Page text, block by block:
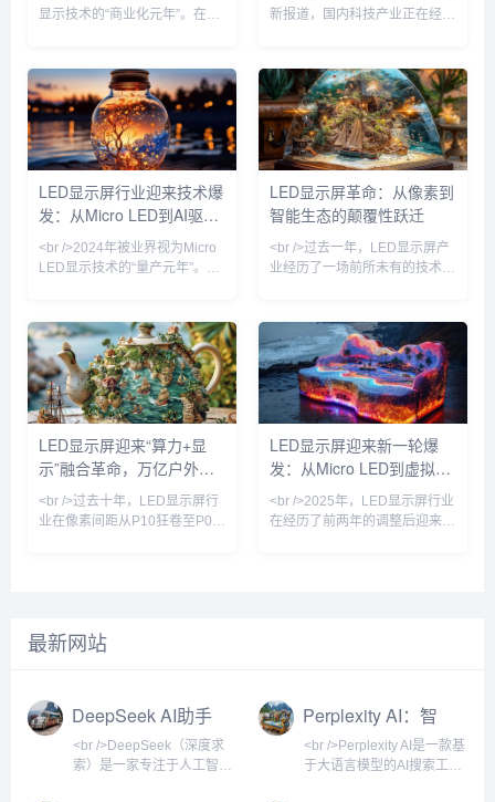
显示技术的“商业化元年”。在过
示屏，像素间距突破至P0.3以
下，亮度峰值达到10,000尼
特，而能耗较传统LED直显降低
约40%。更令人关注的是，巨量
转移良率首次突破99.9%，这意
味着长期阻碍Micro LED普及的
成本瓶颈正在瓦解。行业分析师
预测，到2026年，Micro LED在
新报道，国内科技产业正在经历
集发布新一代基座模型，参数规
模与推理能力双双跃升。然而，
与上一轮单纯比拼参数不同，当
前竞争的焦点已从模型层延伸至
应用生态与商业闭环。头部厂商
不再满足于展示技术参数，而是
将模型嵌入办公、编程、金融、
医疗等具体场景，试图以真实业
意味着，大模型竞赛正
LED显示屏行业迎来技术爆
发：从Micro LED到AI驱
动，产业格局正在重塑
<br />2024年被业界视为Micro
LED显示技术的“量产元年”。根
量转移与修复工艺的瓶颈，将
Micro LED芯片的良率提升至
99.9%以上。与传统的LCD和
OLED相比，Micro LED在亮
度、响应速度和功耗方面展现出
碾压性优势，尤其在户外大屏和
高端商用显示领域，其亮度可达
20000尼特以上，即使正午阳光
LED显示屏革命：从像素到
智能生态的颠覆性跃迁
<br />过去一年，LED显示屏产
业经历了一场前所未有的技术爆
电影屏，传统LCD和OLED的统
治地位正被悄然撼动。据最新行
业报告显示，2025年全球LED
显示屏市场规模预计突破120亿
美元，其中Mini LED背光产品
出货量同比增长超200%，而
Micro LED虽未完全量产，但其
在AR眼镜、车载显示等细分领
LED显示屏迎来“算力+显
示”融合革命，万亿户外媒
体市场重新洗牌
<br />过去十年，LED显示屏行
业在像素间距从P10狂卷至P0.9
P0.4以下Micro LED显示屏的良
LED展上，一款采用玻璃基板的
透明Micro LED屏惊艳全场——
透光率超过70%，峰值亮度
LED显示屏迎来新一轮爆
发：从Micro LED到虚拟拍
摄，产业格局正在重塑
<br />2025年，LED显示屏行业
在经历了前两年的调整后迎来强
游芯片到下游应用，产业链各环
节都在经历一场深刻的效率革
命。<br /><br
最新网站
DeepSeek AI助手
<br />DeepSeek（深度求
索）是一家专注于人工智能
Perplexity AI：智
能搜索新纪元
<br />Perplexity AI是一款基
于大语言模型的AI搜索工